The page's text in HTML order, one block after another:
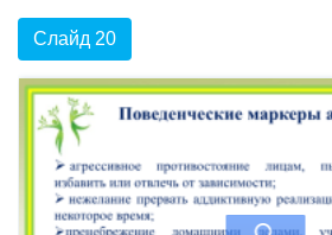
Слайд 20